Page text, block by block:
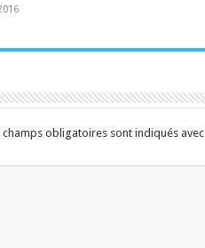
champs obligatoires sont indiqués avec